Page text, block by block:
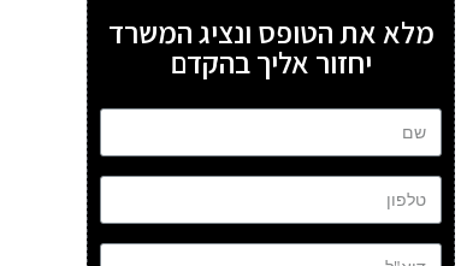
מלא את הטופס ונציג המשרד
יחזור אליך בהקדם